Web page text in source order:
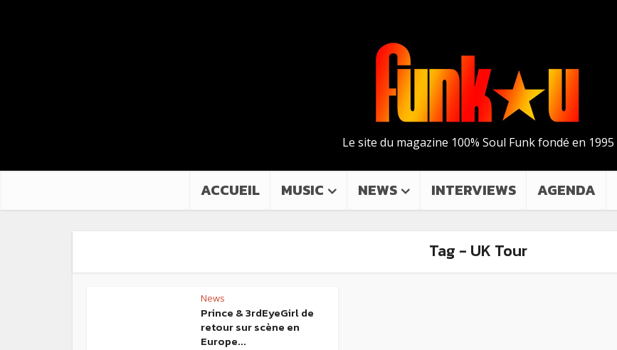
Le site du magazine 100% Soul Funk fondé en 1995
ACCUEIL MUSIC NEWS INTERVIEWS AGENDA
Tag - UK Tour
News
Prince & 3rdEyeGirl de
retour sur scène en
Europe...